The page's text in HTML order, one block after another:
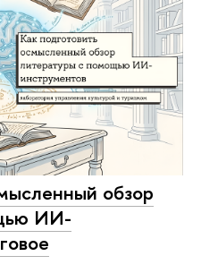
обзор
ИИ-